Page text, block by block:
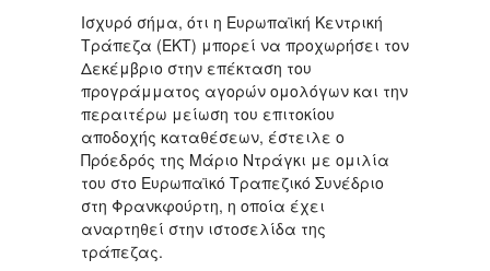
Ισχυρό σήμα, ότι η Ευρωπαϊκή Κεντρική
Τράπεζα (ΕΚΤ) μπορεί να προχωρήσει τον
Δεκέμβριο στην επέκταση του
προγράμματος αγορών ομολόγων και την
περαιτέρω μείωση του επιτοκίου
αποδοχής καταθέσεων, έστειλε ο
Πρόεδρός της Μάριο Ντράγκι με ομιλία
του στο Ευρωπαϊκό Τραπεζικό Συνέδριο
στη Φρανκφούρτη, η οποία έχει
αναρτηθεί στην ιστοσελίδα της
τράπεζας.